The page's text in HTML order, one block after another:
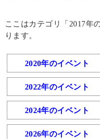
ここはカテゴリ「2017年
ります。
2020年のイベント
2022年のイベント
2024年のイベント
2026年のイベント